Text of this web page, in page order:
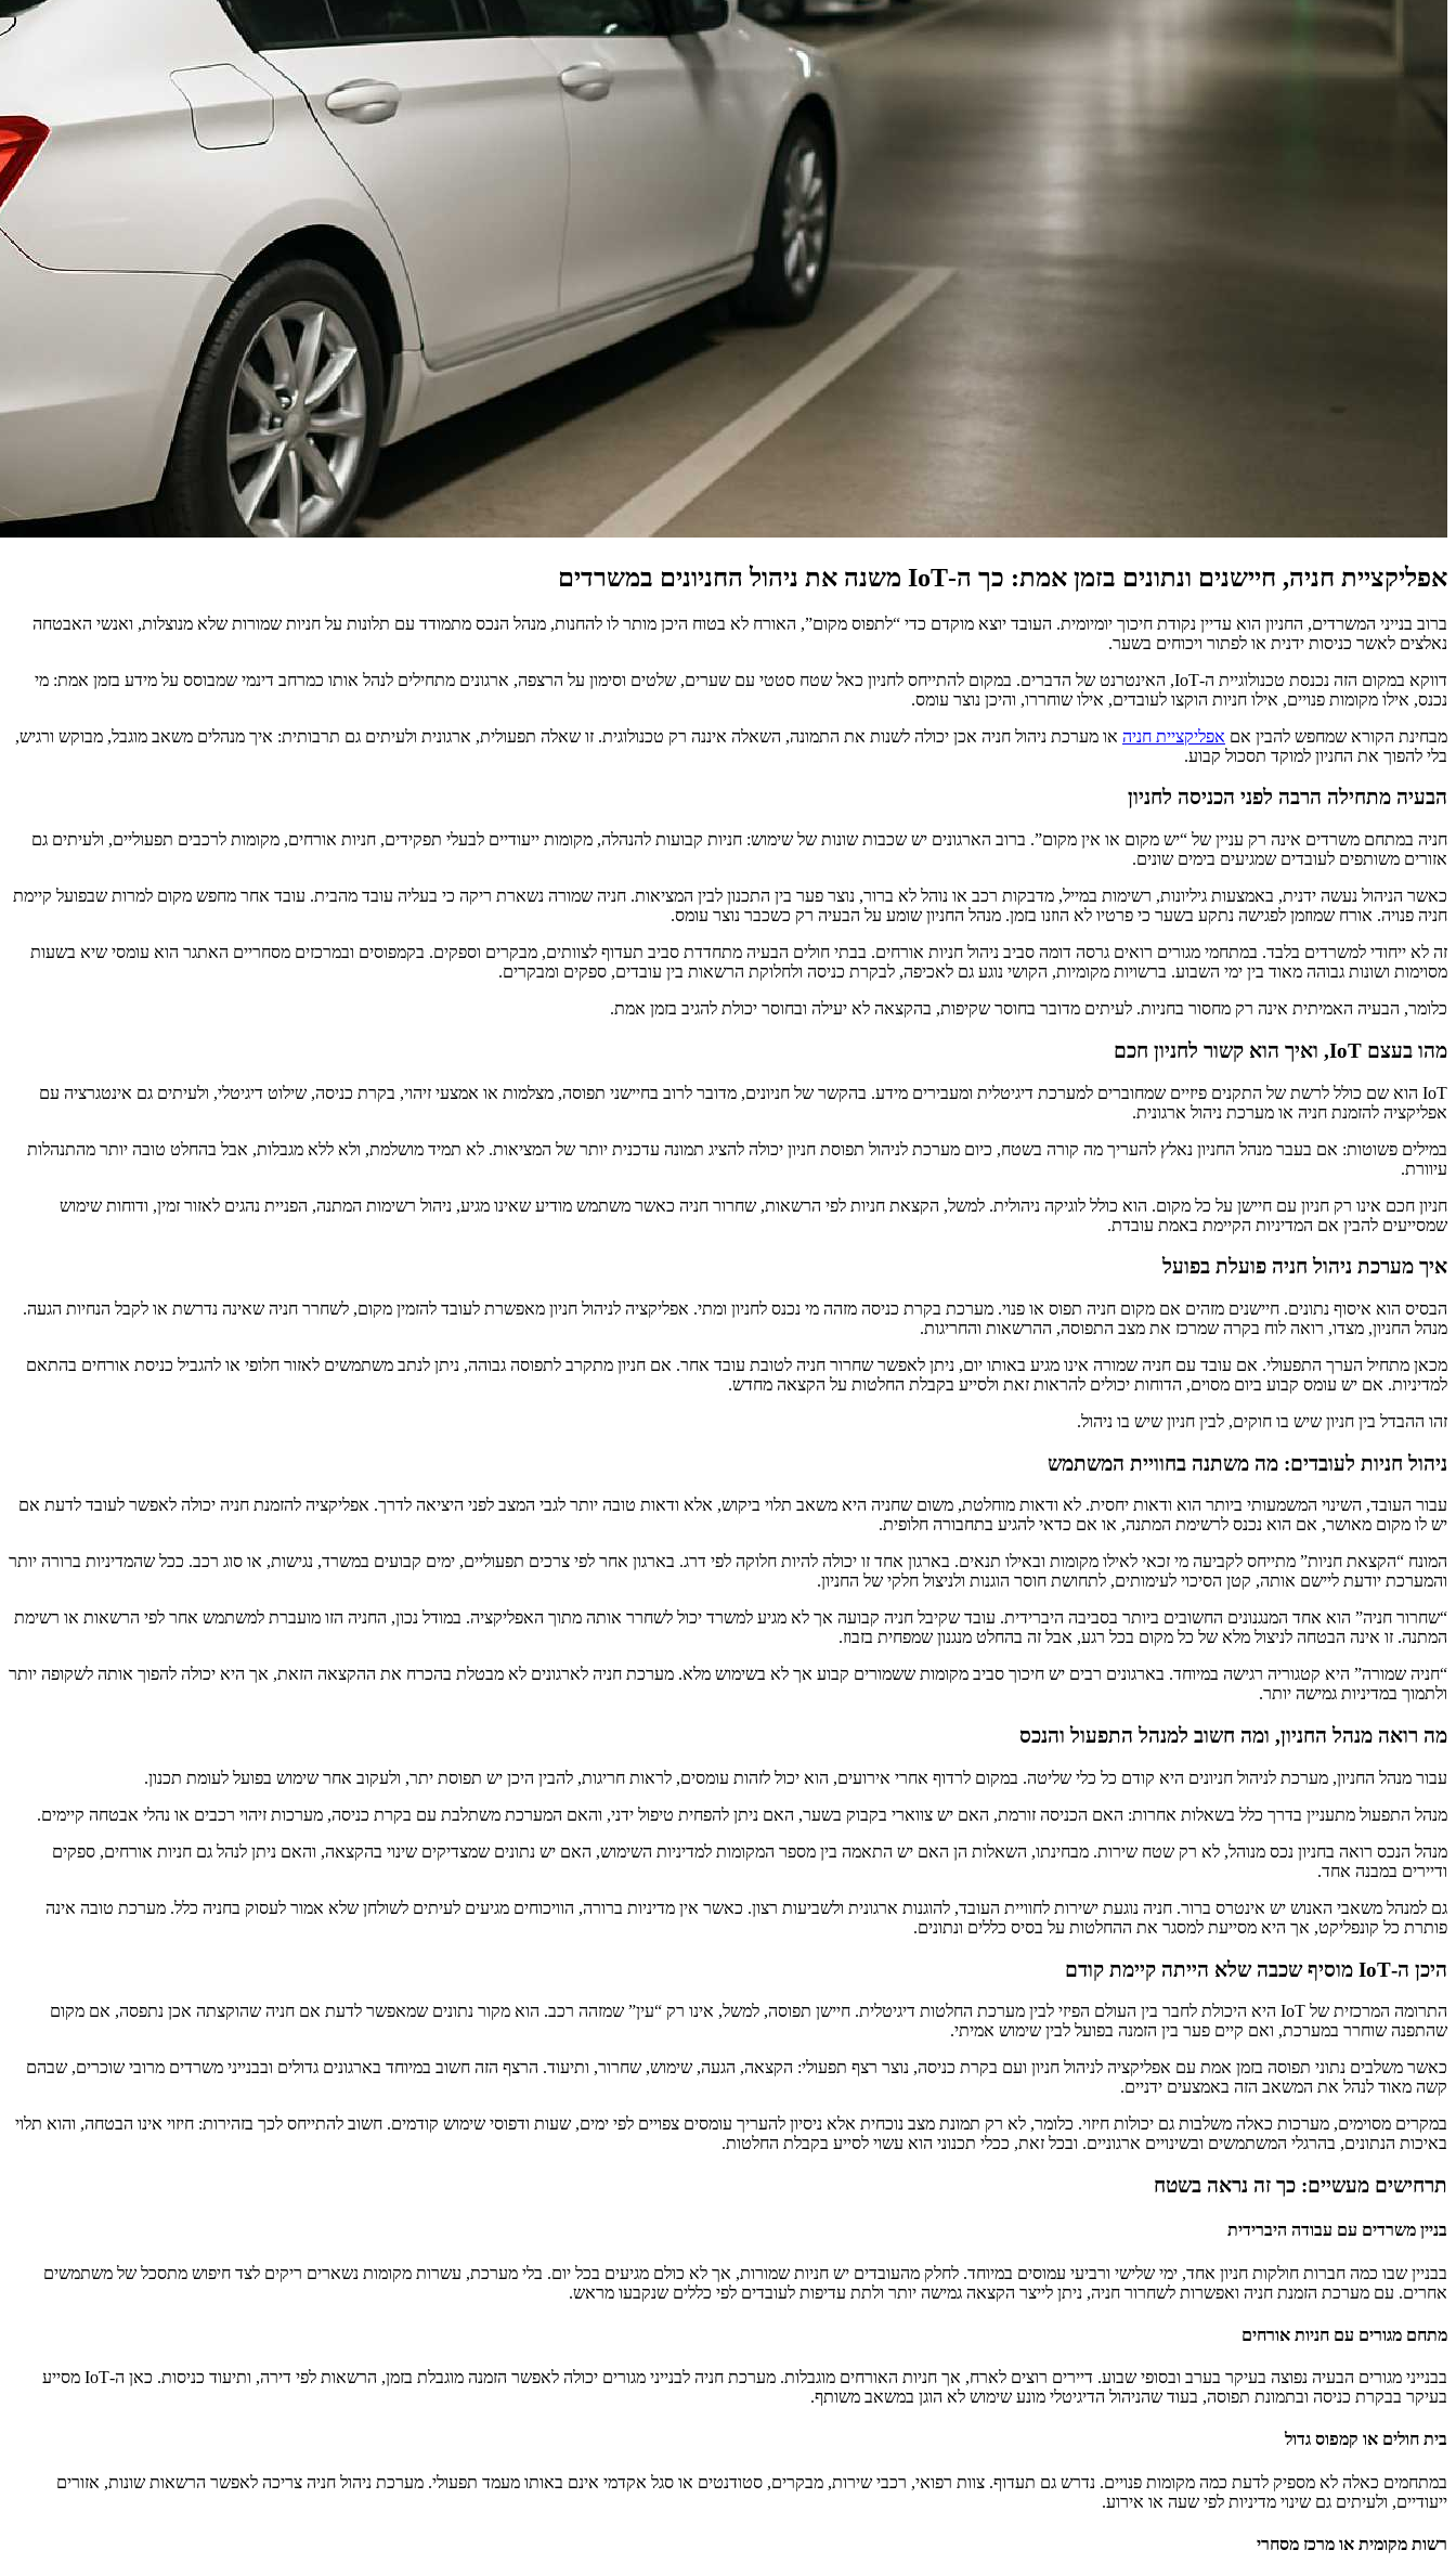
אפליקציית חניה, חיישנים ונתונים בזמן אמת: כך ה-IoT משנה את ניהול החניונים במשרדים
ברוב בנייני המשרדים, החניון הוא עדיין נקודת חיכוך יומיומית. העובד יוצא מוקדם כדי “לתפוס מקום”, האורח לא בטוח היכן מותר לו להחנות, מנהל הנכס מתמודד עם תלונות על חניות שמורות שלא מנוצלות, ואנשי האבטחה
נאלצים לאשר כניסות ידנית או לפתור ויכוחים בשער.
דווקא במקום הזה נכנסת טכנולוגיית ה-IoT, האינטרנט של הדברים. במקום להתייחס לחניון כאל שטח סטטי עם שערים, שלטים וסימון על הרצפה, ארגונים מתחילים לנהל אותו כמרחב דינמי שמבוסס על מידע בזמן אמת: מי
נכנס, אילו מקומות פנויים, אילו חניות הוקצו לעובדים, אילו שוחררו, והיכן נוצר עומס.
מבחינת הקורא שמחפש להבין אם אפליקציית חניה או מערכת ניהול חניה אכן יכולה לשנות את התמונה, השאלה איננה רק טכנולוגית. זו שאלה תפעולית, ארגונית ולעיתים גם תרבותית: איך מנהלים משאב מוגבל, מבוקש ורגיש,
בלי להפוך את החניון למוקד תסכול קבוע.
הבעיה מתחילה הרבה לפני הכניסה לחניון
חניה במתחם משרדים אינה רק עניין של “יש מקום או אין מקום”. ברוב הארגונים יש שכבות שונות של שימוש: חניות קבועות להנהלה, מקומות ייעודיים לבעלי תפקידים, חניות אורחים, מקומות לרכבים תפעוליים, ולעיתים גם
אזורים משותפים לעובדים שמגיעים בימים שונים.
כאשר הניהול נעשה ידנית, באמצעות גיליונות, רשימות במייל, מדבקות רכב או נוהל לא ברור, נוצר פער בין התכנון לבין המציאות. חניה שמורה נשארת ריקה כי בעליה עובד מהבית. עובד אחר מחפש מקום למרות שבפועל קיימת
חניה פנויה. אורח שמוזמן לפגישה נתקע בשער כי פרטיו לא הוזנו בזמן. מנהל החניון שומע על הבעיה רק כשכבר נוצר עומס.
זה לא ייחודי למשרדים בלבד. במתחמי מגורים רואים גרסה דומה סביב ניהול חניות אורחים. בבתי חולים הבעיה מתחדדת סביב תעדוף לצוותים, מבקרים וספקים. בקמפוסים ובמרכזים מסחריים האתגר הוא עומסי שיא בשעות
מסוימות ושונות גבוהה מאוד בין ימי השבוע. ברשויות מקומיות, הקושי נוגע גם לאכיפה, לבקרת כניסה ולחלוקת הרשאות בין עובדים, ספקים ומבקרים.
כלומר, הבעיה האמיתית אינה רק מחסור בחניות. לעיתים מדובר בחוסר שקיפות, בהקצאה לא יעילה ובחוסר יכולת להגיב בזמן אמת.
מהו בעצם IoT, ואיך הוא קשור לחניון חכם
IoT הוא שם כולל לרשת של התקנים פיזיים שמחוברים למערכת דיגיטלית ומעבירים מידע. בהקשר של חניונים, מדובר לרוב בחיישני תפוסה, מצלמות או אמצעי זיהוי, בקרת כניסה, שילוט דיגיטלי, ולעיתים גם אינטגרציה עם
אפליקציה להזמנת חניה או מערכת ניהול ארגונית.
במילים פשוטות: אם בעבר מנהל החניון נאלץ להעריך מה קורה בשטח, כיום מערכת לניהול תפוסת חניון יכולה להציג תמונה עדכנית יותר של המציאות. לא תמיד מושלמת, ולא ללא מגבלות, אבל בהחלט טובה יותר מהתנהלות
עיוורת.
חניון חכם אינו רק חניון עם חיישן על כל מקום. הוא כולל לוגיקה ניהולית. למשל, הקצאת חניות לפי הרשאות, שחרור חניה כאשר משתמש מודיע שאינו מגיע, ניהול רשימות המתנה, הפניית נהגים לאזור זמין, ודוחות שימוש
שמסייעים להבין אם המדיניות הקיימת באמת עובדת.
איך מערכת ניהול חניה פועלת בפועל
הבסיס הוא איסוף נתונים. חיישנים מזהים אם מקום חניה תפוס או פנוי. מערכת בקרת כניסה מזהה מי נכנס לחניון ומתי. אפליקציה לניהול חניון מאפשרת לעובד להזמין מקום, לשחרר חניה שאינה נדרשת או לקבל הנחיות הגעה.
מנהל החניון, מצדו, רואה לוח בקרה שמרכז את מצב התפוסה, ההרשאות והחריגות.
מכאן מתחיל הערך התפעולי. אם עובד עם חניה שמורה אינו מגיע באותו יום, ניתן לאפשר שחרור חניה לטובת עובד אחר. אם חניון מתקרב לתפוסה גבוהה, ניתן לנתב משתמשים לאזור חלופי או להגביל כניסת אורחים בהתאם
למדיניות. אם יש עומס קבוע ביום מסוים, הדוחות יכולים להראות זאת ולסייע בקבלת החלטות על הקצאה מחדש.
זהו ההבדל בין חניון שיש בו חוקים, לבין חניון שיש בו ניהול.
ניהול חניות לעובדים: מה משתנה בחוויית המשתמש
עבור העובד, השינוי המשמעותי ביותר הוא ודאות יחסית. לא ודאות מוחלטת, משום שחניה היא משאב תלוי ביקוש, אלא ודאות טובה יותר לגבי המצב לפני היציאה לדרך. אפליקציה להזמנת חניה יכולה לאפשר לעובד לדעת אם
יש לו מקום מאושר, אם הוא נכנס לרשימת המתנה, או אם כדאי להגיע בתחבורה חלופית.
המונח “הקצאת חניות” מתייחס לקביעה מי זכאי לאילו מקומות ובאילו תנאים. בארגון אחד זו יכולה להיות חלוקה לפי דרג. בארגון אחר לפי צרכים תפעוליים, ימים קבועים במשרד, נגישות, או סוג רכב. ככל שהמדיניות ברורה יותר
והמערכת יודעת ליישם אותה, קטן הסיכוי לעימותים, לתחושת חוסר הוגנות ולניצול חלקי של החניון.
“שחרור חניה” הוא אחד המנגנונים החשובים ביותר בסביבה היברידית. עובד שקיבל חניה קבועה אך לא מגיע למשרד יכול לשחרר אותה מתוך האפליקציה. במודל נכון, החניה הזו מועברת למשתמש אחר לפי הרשאות או רשימת
המתנה. זו אינה הבטחה לניצול מלא של כל מקום בכל רגע, אבל זה בהחלט מנגנון שמפחית בזבוז.
“חניה שמורה” היא קטגוריה רגישה במיוחד. בארגונים רבים יש חיכוך סביב מקומות ששמורים קבוע אך לא בשימוש מלא. מערכת חניה לארגונים לא מבטלת בהכרח את ההקצאה הזאת, אך היא יכולה להפוך אותה לשקופה יותר
ולתמוך במדיניות גמישה יותר.
מה רואה מנהל החניון, ומה חשוב למנהל התפעול והנכס
עבור מנהל החניון, מערכת לניהול חניונים היא קודם כל כלי שליטה. במקום לרדוף אחרי אירועים, הוא יכול לזהות עומסים, לראות חריגות, להבין היכן יש תפוסת יתר, ולעקוב אחר שימוש בפועל לעומת תכנון.
מנהל התפעול מתעניין בדרך כלל בשאלות אחרות: האם הכניסה זורמת, האם יש צווארי בקבוק בשער, האם ניתן להפחית טיפול ידני, והאם המערכת משתלבת עם בקרת כניסה, מערכות זיהוי רכבים או נהלי אבטחה קיימים.
מנהל הנכס רואה בחניון נכס מנוהל, לא רק שטח שירות. מבחינתו, השאלות הן האם יש התאמה בין מספר המקומות למדיניות השימוש, האם יש נתונים שמצדיקים שינוי בהקצאה, והאם ניתן לנהל גם חניות אורחים, ספקים
ודיירים במבנה אחד.
גם למנהל משאבי האנוש יש אינטרס ברור. חניה נוגעת ישירות לחוויית העובד, להוגנות ארגונית ולשביעות רצון. כאשר אין מדיניות ברורה, הוויכוחים מגיעים לעיתים לשולחן שלא אמור לעסוק בחניה כלל. מערכת טובה אינה
פותרת כל קונפליקט, אך היא מסייעת למסגר את ההחלטות על בסיס כללים ונתונים.
היכן ה-IoT מוסיף שכבה שלא הייתה קיימת קודם
התרומה המרכזית של IoT היא היכולת לחבר בין העולם הפיזי לבין מערכת החלטות דיגיטלית. חיישן תפוסה, למשל, אינו רק “עין” שמזהה רכב. הוא מקור נתונים שמאפשר לדעת אם חניה שהוקצתה אכן נתפסה, אם מקום
שהתפנה שוחרר במערכת, ואם קיים פער בין הזמנה בפועל לבין שימוש אמיתי.
כאשר משלבים נתוני תפוסה בזמן אמת עם אפליקציה לניהול חניון ועם בקרת כניסה, נוצר רצף תפעולי: הקצאה, הגעה, שימוש, שחרור, ותיעוד. הרצף הזה חשוב במיוחד בארגונים גדולים ובבנייני משרדים מרובי שוכרים, שבהם
קשה מאוד לנהל את המשאב הזה באמצעים ידניים.
במקרים מסוימים, מערכות כאלה משלבות גם יכולות חיזוי. כלומר, לא רק תמונת מצב נוכחית אלא ניסיון להעריך עומסים צפויים לפי ימים, שעות ודפוסי שימוש קודמים. חשוב להתייחס לכך בזהירות: חיזוי אינו הבטחה, והוא תלוי
באיכות הנתונים, בהרגלי המשתמשים ובשינויים ארגוניים. ובכל זאת, ככלי תכנוני הוא עשוי לסייע בקבלת החלטות.
תרחישים מעשיים: כך זה נראה בשטח
בניין משרדים עם עבודה היברידית
בבניין שבו כמה חברות חולקות חניון אחד, ימי שלישי ורביעי עמוסים במיוחד. לחלק מהעובדים יש חניות שמורות, אך לא כולם מגיעים בכל יום. בלי מערכת, עשרות מקומות נשארים ריקים לצד חיפוש מתסכל של משתמשים
אחרים. עם מערכת הזמנת חניה ואפשרות לשחרור חניה, ניתן לייצר הקצאה גמישה יותר ולתת עדיפות לעובדים לפי כללים שנקבעו מראש.
מתחם מגורים עם חניות אורחים
בבנייני מגורים הבעיה נפוצה בעיקר בערב ובסופי שבוע. דיירים רוצים לארח, אך חניות האורחים מוגבלות. מערכת חניה לבנייני מגורים יכולה לאפשר הזמנה מוגבלת בזמן, הרשאות לפי דירה, ותיעוד כניסות. כאן ה-IoT מסייע
בעיקר בבקרת כניסה ובתמונת תפוסה, בעוד שהניהול הדיגיטלי מונע שימוש לא הוגן במשאב משותף.
בית חולים או קמפוס גדול
במתחמים כאלה לא מספיק לדעת כמה מקומות פנויים. נדרש גם תעדוף. צוות רפואי, רכבי שירות, מבקרים, סטודנטים או סגל אקדמי אינם באותו מעמד תפעולי. מערכת ניהול חניה צריכה לאפשר הרשאות שונות, אזורים
ייעודיים, ולעיתים גם שינוי מדיניות לפי שעה או אירוע.
רשות מקומית או מרכז מסחרי